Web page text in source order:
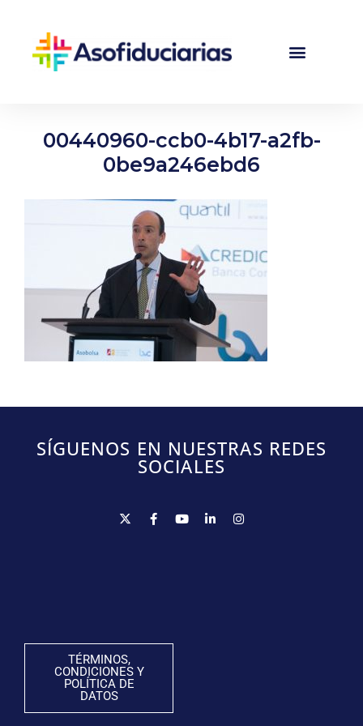
00440960-ccb0-4b17-a2fb-
0be9a246ebd6
SÍGUENOS EN NUESTRAS REDES
SOCIALES
TÉRMINOS,
CONDICIONES Y
POLÍTICA DE
DATOS